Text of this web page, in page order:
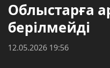
Облыстарға
берілмейді
12.05.2026 19:56